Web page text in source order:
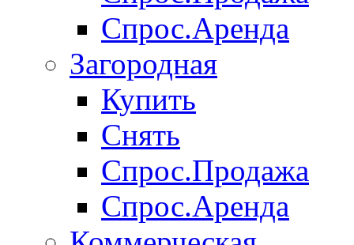
Спрос.Аренда
Загородная
Купить
Снять
Спрос.Продажа
Спрос.Аренда